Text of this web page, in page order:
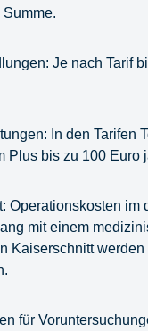
Je nach Tarif
In den Tarifen
Plus bis zu 100 Euro
Operationskosten im
mit einem
Kaiserschnitt
für